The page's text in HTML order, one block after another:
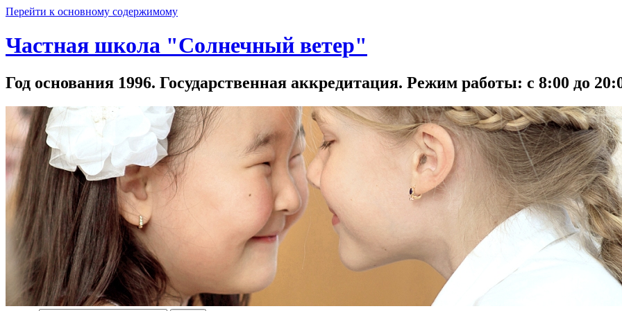
Перейти к основному содержимому
Частная школа "Солнечный ветер"
Год основания 1996. Государственная аккредитация. Режим работы: с 8:00 до